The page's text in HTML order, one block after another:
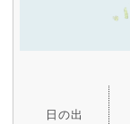
日の出